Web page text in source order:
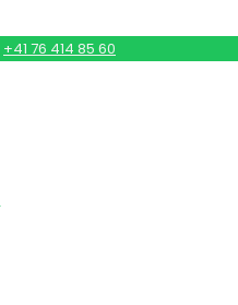
+41 76 414 85 60